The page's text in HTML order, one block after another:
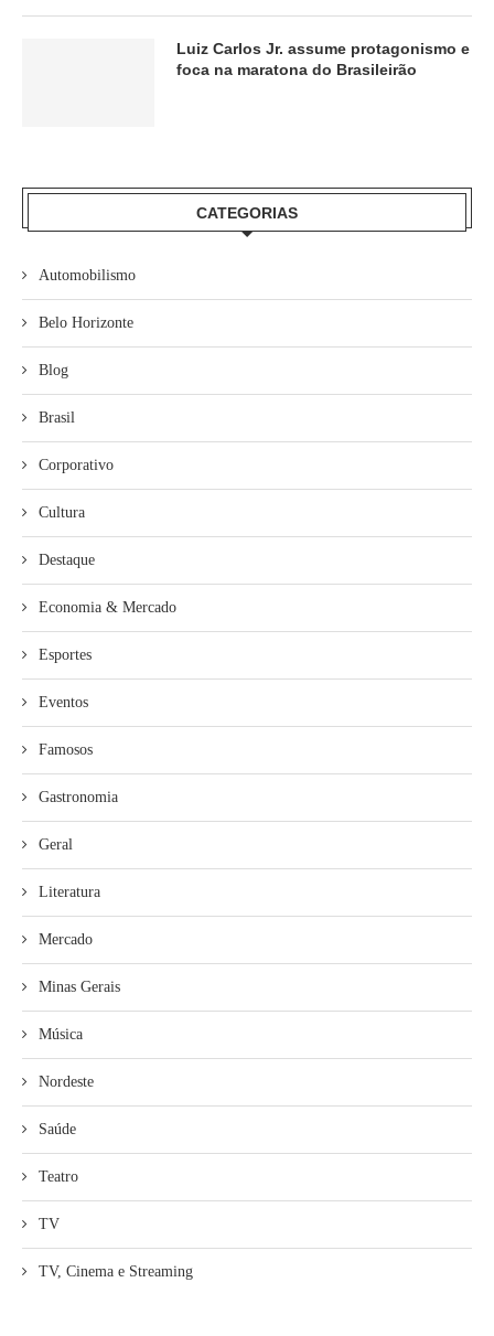
Luiz Carlos Jr. assume protagonismo e
foca na maratona do Brasileirão
CATEGORIAS
Automobilismo
Belo Horizonte
Blog
Brasil
Corporativo
Cultura
Destaque
Economia & Mercado
Esportes
Eventos
Famosos
Gastronomia
Geral
Literatura
Mercado
Minas Gerais
Música
Nordeste
Saúde
Teatro
TV
TV, Cinema e Streaming